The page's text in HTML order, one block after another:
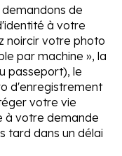
de
à votre
noircir votre photo
par machine », la
passeport), le
d'enregistrement
votre vie
à votre demande
tard dans un délai